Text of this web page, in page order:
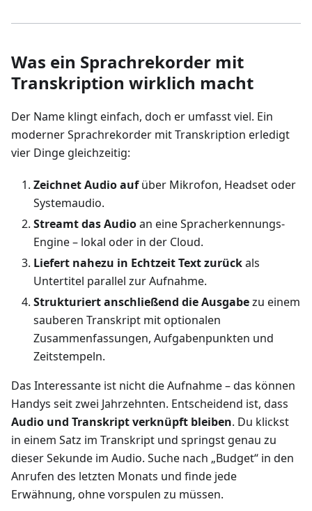
Was ein Sprachrekorder mit
Transkription wirklich macht
Der Name klingt einfach, doch er umfasst viel. Ein
moderner Sprachrekorder mit Transkription erledigt
vier Dinge gleichzeitig:
Zeichnet Audio aufüber Mikrofon, Headset oder
Systemaudio.
Streamt das Audioan eine Spracherkennungs-
Engine – lokal oder in der Cloud.
Liefert nahezu in Echtzeit Text zurückals
Untertitel parallel zur Aufnahme.
Strukturiert anschließend die Ausgabezu einem
sauberen Transkript mit optionalen
Zusammenfassungen, Aufgabenpunkten und
Zeitstempeln.
Das Interessante ist nicht die Aufnahme – das können
Handys seit zwei Jahrzehnten. Entscheidend ist, dass
Audio und Transkript verknüpft bleiben. Du klickst
in einem Satz im Transkript und springst genau zu
dieser Sekunde im Audio. Suche nach „Budget“ in den
Anrufen des letzten Monats und finde jede
Erwähnung, ohne vorspulen zu müssen.